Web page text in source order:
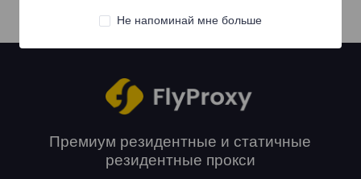
Премиум резидентные и статичные
резидентные прокси
Не напоминай мне больше